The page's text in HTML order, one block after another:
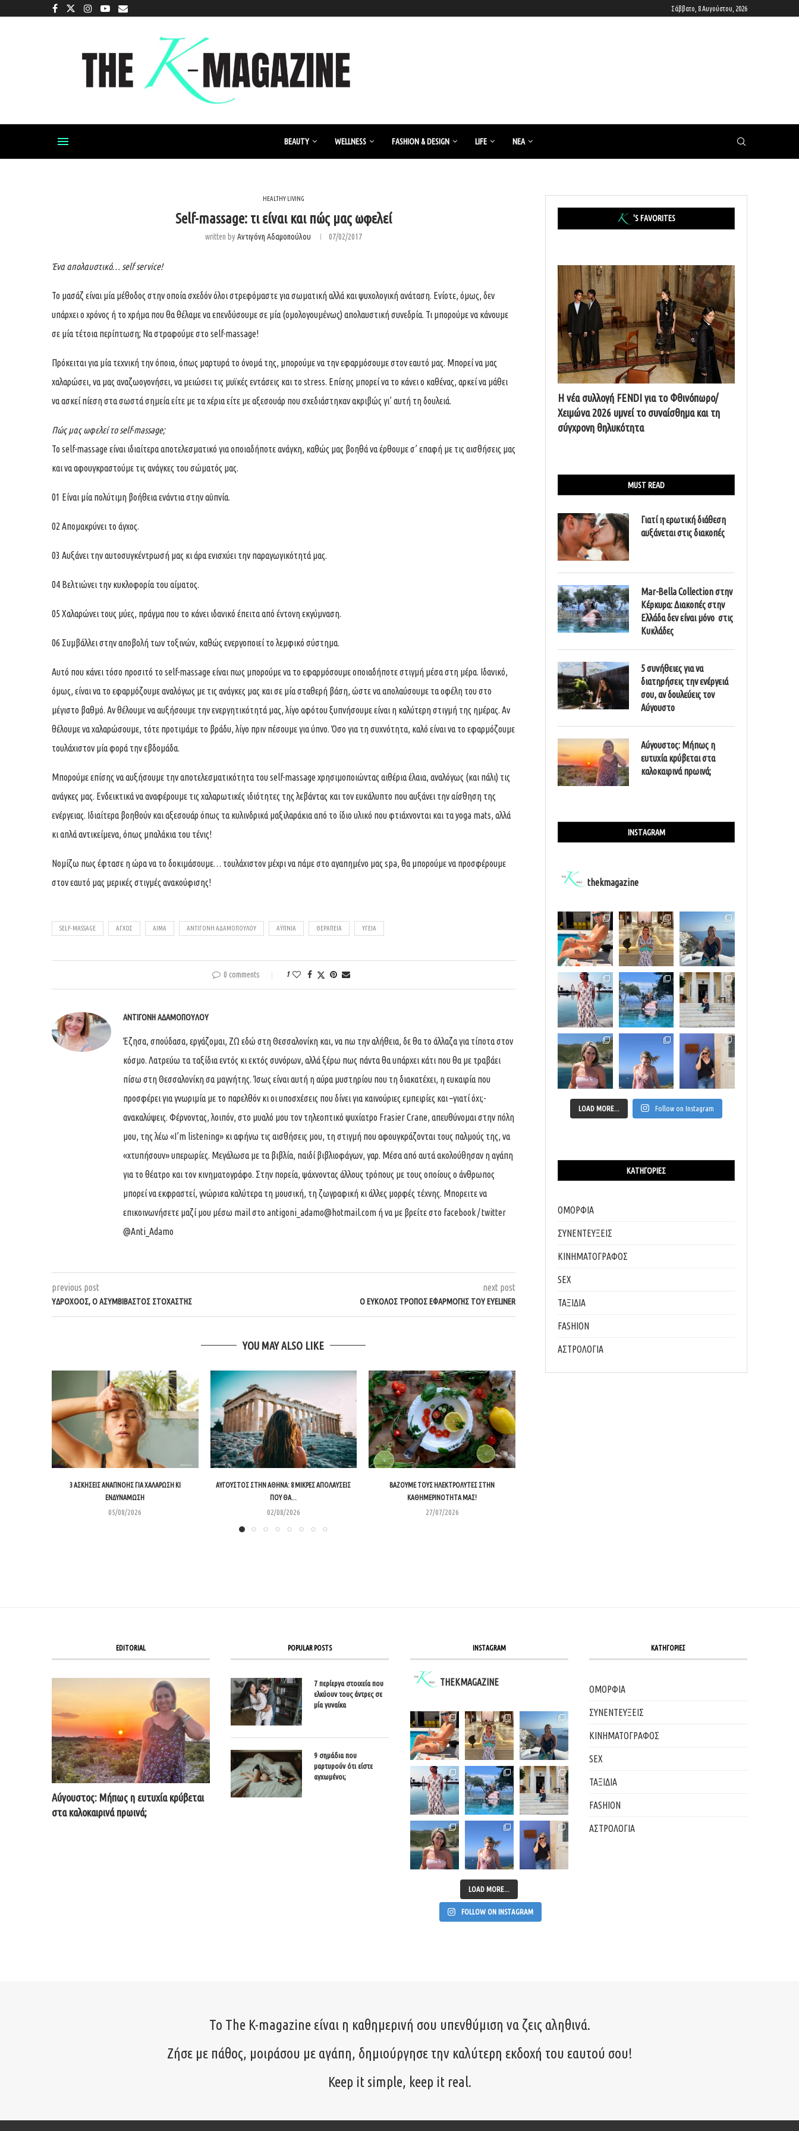
Σάββατο, 8 Αυγούστου, 2026
BEAUTY WELLNESS FASHION & DESIGN LIFE ΝΈΑ
HEALTHY LIVING
Self-massage: τι είναι και πώς μας ωφελεί
written byΑντιγόνη Αδαμοπούλου 07/02/2017
Ένα απολαυστικό… self service!
Το μασάζ είναι μία μέθοδος στην οποία σχεδόν όλοι στρεφόμαστε για σωματική αλλά και ψυχολογική ανάταση. Ενίοτε, όμως, δεν
υπάρχει ο χρόνος ή το χρήμα που θα θέλαμε να επενδύσουμε σε μία (ομολογουμένως) απολαυστική συνεδρία. Τι μπορούμε να κάνουμε
σε μία τέτοια περίπτωση; Να στραφούμε στο self-massage!
Πρόκειται για μία τεχνική την όποια, όπως μαρτυρά το όνομά της, μπορούμε να την εφαρμόσουμε στον εαυτό μας. Μπορεί να μας
χαλαρώσει, να μας αναζωογονήσει, να μειώσει τις μυϊκές εντάσεις και το stress. Επίσης μπορεί να το κάνει ο καθένας, αρκεί να μάθει
να ασκεί πίεση στα σωστά σημεία είτε με τα χέρια είτε με αξεσουάρ που σχεδιάστηκαν ακριβώς γι’ αυτή τη δουλειά.
Πώς μας ωφελεί τοself-massage;
To self-massage είναι ιδιαίτερα αποτελεσματικό για οποιαδήποτε ανάγκη, καθώς μας βοηθά να έρθουμε σ’ επαφή με τις αισθήσεις μας
και να αφουγκραστούμε τις ανάγκες του σώματός μας.
01 Είναι μία πολύτιμη βοήθεια ενάντια στην αϋπνία.
02 Απομακρύνει το άγχος.
03 Αυξάνει την αυτοσυγκέντρωσή μας κι άρα ενισχύει την παραγωγικότητά μας.
04 Βελτιώνει την κυκλοφορία του αίματος.
05 Χαλαρώνει τους μύες, πράγμα που το κάνει ιδανικό έπειτα από έντονη εκγύμναση.
06 Συμβάλλει στην αποβολή των τοξινών, καθώς ενεργοποιεί το λεμφικό σύστημα.
Αυτό που κάνει τόσο προσιτό το self-massage είναι πως μπορούμε να το εφαρμόσουμε οποιαδήποτε στιγμή μέσα στη μέρα. Ιδανικό,
όμως, είναι να το εφαρμόζουμε αναλόγως με τις ανάγκες μας και σε μία σταθερή βάση, ώστε να απολαύσουμε τα οφέλη του στο
μέγιστο βαθμό. Αν θέλουμε να αυξήσουμε την ενεργητικότητά μας, λίγο αφότου ξυπνήσουμε είναι η καλύτερη στιγμή της ημέρας. Αν
θέλουμε να χαλαρώσουμε, τότε προτιμάμε το βράδυ, λίγο πριν πέσουμε για ύπνο. Όσο για τη συχνότητα, καλό είναι να το εφαρμόζουμε
τουλάχιστον μία φορά την εβδομάδα.
Μπορούμε επίσης να αυξήσουμε την αποτελεσματικότητα του self-massage χρησιμοποιώντας αιθέρια έλαια, αναλόγως (και πάλι) τις
ανάγκες μας. Ενδεικτικά να αναφέρουμε τις χαλαρωτικές ιδιότητες της λεβάντας και τον ευκάλυπτο που αυξάνει την αίσθηση της
ενέργειας. Ιδιαίτερα βοηθούν και αξεσουάρ όπως τα κυλινδρικά μαξιλαράκια από το ίδιο υλικό που φτιάχνονται και τα yoga mats, αλλά
κι απλά αντικείμενα, όπως μπαλάκια του τένις!
Νομίζω πως έφτασε η ώρα να το δοκιμάσουμε… τουλάχιστον μέχρι να πάμε στο αγαπημένο μας spa, θα μπορούμε να προσφέρουμε
στον εαυτό μας μερικές στιγμές ανακούφισης!
SELF-MASSAGE ΆΓΧΟΣ ΑΊΜΑ ΑΝΤΙΓΌΝΗ ΑΔΑΜΟΠΟΎΛΟΥ ΑΫΠΝΊΑ ΘΕΡΑΠΕΊΑ ΥΓΕΊΑ
0 comments 1
ΑΝΤΙΓΌΝΗ ΑΔΑΜΟΠΟΎΛΟΥ
Έζησα, σπούδασα, εργάζομαι, ΖΩ εδώ στη Θεσσαλονίκη και, να πω την αλήθεια, δε θα το άλλαζα για τίποτα στον
κόσμο. Λατρεύω τα ταξίδια εντός κι εκτός συνόρων, αλλά ξέρω πως πάντα θα υπάρχει κάτι που θα με τραβάει
πίσω στη Θεσσαλονίκη σα μαγνήτης. Ίσως είναι αυτή η αύρα μυστηρίου που τη διακατέχει, η ευκαιρία που
προσφέρει για γνωριμία με το παρελθόν κι οι υποσχέσεις που δίνει για καινούριες εμπειρίες και –γιατί όχι;-
ανακαλύψεις. Φέρνοντας, λοιπόν, στο μυαλό μου τον τηλεοπτικό ψυχίατρο Frasier Crane, απευθύνομαι στην πόλη
μου, της λέω «I’m listening» κι αφήνω τις αισθήσεις μου, τη στιγμή που αφουγκράζονται τους παλμούς της, να
«χτυπήσουν» υπερωρίες. Μεγάλωσα με τα βιβλία, παιδί βιβλιοφάγων, γαρ. Μέσα από αυτά ακολούθησαν η αγάπη
για το θέατρο και τον κινηματογράφο. Στην πορεία, ψάχνοντας άλλους τρόπους με τους οποίους ο άνθρωπος
μπορεί να εκφραστεί, γνώρισα καλύτερα τη μουσική, τη ζωγραφική κι άλλες μορφές τέχνης. Μπορειτε να
επικοινωνήσετε μαζί μου μέσω mail στο antigoni_adamo@hotmail.com ή να με βρείτε στο facebook / twitter
@Anti_Adamo
previous post
ΥΔΡΟΧΌΟΣ, Ο ΑΣΥΜΒΊΒΑΣΤΟΣ ΣΤΟΧΑΣΤΉΣ
next post
Ο ΕΎΚΟΛΟΣ ΤΡΌΠΟΣ ΕΦΑΡΜΟΓΉΣ ΤΟΥ EYELINER
YOU MAY ALSO LIKE
3 ΑΣΚΉΣΕΙΣ ΑΝΑΠΝΟΉΣ ΓΙΑ ΧΑΛΆΡΩΣΗ ΚΙ
ΕΝΔΥΝΆΜΩΣΗ
05/08/2026
ΑΎΓΟΥΣΤΟΣ ΣΤΗΝ ΑΘΉΝΑ: 8 ΜΙΚΡΈΣ ΑΠΟΛΑΎΣΕΙΣ
ΠΟΥ ΘΑ...
02/08/2026
ΒΆΖΟΥΜΕ ΤΟΥΣ ΗΛΕΚΤΡΟΛΎΤΕΣ ΣΤΗΝ
ΚΑΘΗΜΕΡΙΝΌΤΗΤΑ ΜΑΣ!
27/07/2026
'S FAVORITES
Η νέα συλλογή FENDI για το Φθινόπωρο/
Χειμώνα 2026 υμνεί το συναίσθημα και τη
σύγχρονη θηλυκότητα
MUST READ
Γιατί η ερωτική διάθεση
αυξάνεται στις διακοπές
Mar-Bella Collection στην
Κέρκυρα: Διακοπές στην
Ελλάδα δεν είναι μόνο στις
Κυκλάδες
5 συνήθειες για να
διατηρήσεις την ενέργειά
σου, αν δουλεύεις τον
Αύγουστο
Αύγουστος: Μήπως η
ευτυχία κρύβεται στα
καλοκαιρινά πρωινά;
INSTAGRAM
thekmagazine
LOAD MORE... Follow on Instagram
ΚΑΤΗΓΟΡΊΕΣ
ΟΜΟΡΦΙΑ
ΣΥΝΕΝΤΕΥΞΕΙΣ
ΚΙΝΗΜΑΤΟΓΡΑΦΟΣ
SEX
ΤΑΞΙΔΙΑ
FASHION
ΑΣΤΡΟΛΟΓΙΑ
EDITORIAL
Αύγουστος: Μήπως η ευτυχία κρύβεται
στα καλοκαιρινά πρωινά;
POPULAR POSTS
7 περίεργα στοιχεία που
ελκύουν τους άντρες σε
μία γυναίκα
9 σημάδια που
μαρτυρούν ότι είστε
αγχωμένοι;
INSTAGRAM
THEKMAGAZINE
LOAD MORE...
FOLLOW ON INSTAGRAM
ΚΑΤΗΓΟΡΙΕΣ
ΟΜΟΡΦΙΑ
ΣΥΝΕΝΤΕΥΞΕΙΣ
ΚΙΝΗΜΑΤΟΓΡΑΦΟΣ
SEX
ΤΑΞΙΔΙΑ
FASHION
ΑΣΤΡΟΛΟΓΙΑ
Το The K-magazine είναι η καθημερινή σου υπενθύμιση να ζεις αληθινά.
Ζήσε με πάθος, μοιράσου με αγάπη, δημιούργησε την καλύτερη εκδοχή του εαυτού σου!
Keep it simple, keep it real.